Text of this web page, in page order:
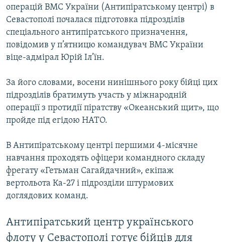
Усі сайти RFE/RL
операцій ВМС України (Антипіратському центрі) в
Севастополі почалася підготовка підрозділів
спеціального антипіратського призначення,
повідомив у п’ятницю командувач ВМС України
віце-адмірал Юрій Іл’їн.
За його словами, восени нинішнього року бійці цих
підрозділів братимуть участь у міжнародній
операції з протидії піратству «Океанський щит», що
пройде під егідою НАТО.
В Антипіратському центрі першими 4-місячне
навчання проходять офіцери командного складу
фрегату «Гетьман Сагайдачний», екіпаж
вертольота Ка-27 і підрозділи штурмових
доглядових команд.
Антипіратський центр українського
флоту у Севастополі готує бійців для